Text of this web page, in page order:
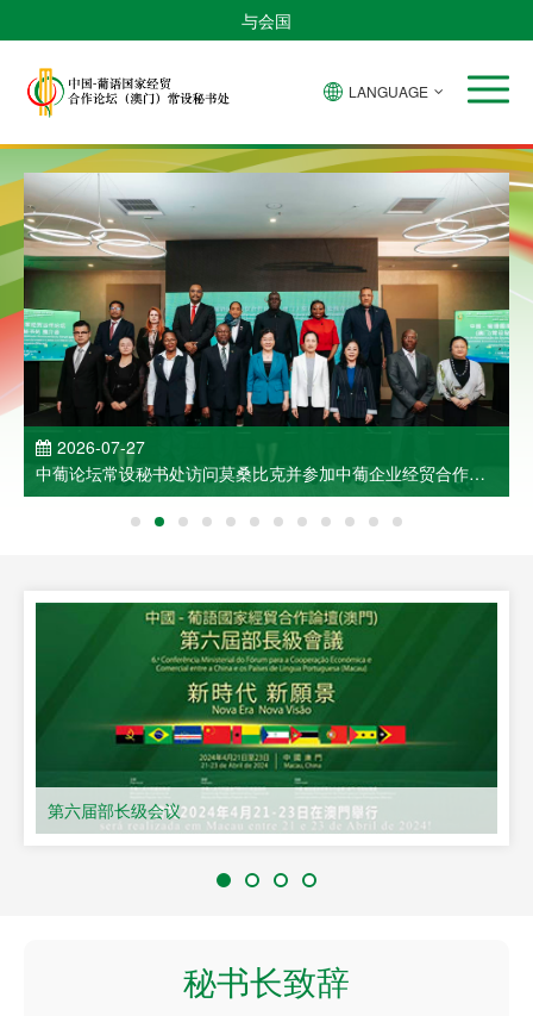
与会国
LANGUAGE
2026-07-27
中葡论坛常设秘书处访问莫桑比克并参加中葡企业经贸合作洽
谈会
第六届部长级会议
秘书长致辞